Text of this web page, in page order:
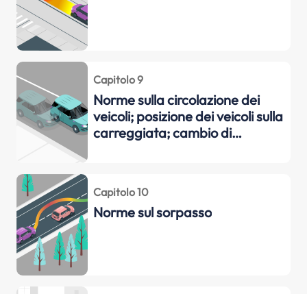
Capitolo 9
Norme sulla circolazione dei
veicoli; posizione dei veicoli sulla
carreggiata; cambio di
comportamento agli incroci;
norme sulla precedenza;
Capitolo 10
Norme sul sorpasso